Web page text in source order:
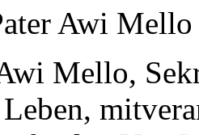
Awi
Mello,